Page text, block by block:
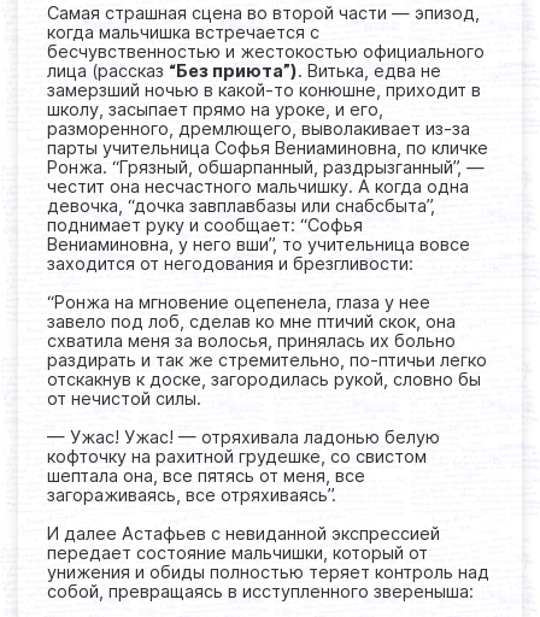
Самая страшная сцена во второй части — эпизод,
когда мальчишка встречается с
бесчувственностью и жестокостью официального
лица (рассказ “Без приюта”). Витька, едва не
замерзший ночью в какой-то конюшне, приходит в
школу, засыпает прямо на уроке, и его,
разморенного, дремлющего, выволакивает из-за
парты учительница Софья Вениаминовна, по кличке
Ронжа. “Грязный, обшарпанный, раздрызганный”, —
честит она несчастного мальчишку. А когда одна
девочка, “дочка завплавбазы или снабсбыта”,
поднимает руку и сообщает: “Софья
Вениаминовна, у него вши”, то учительница вовсе
заходится от негодования и брезгливости:
“Ронжа на мгновение оцепенела, глаза у нее
завело под лоб, сделав ко мне птичий скок, она
схватила меня за волосья, принялась их больно
раздирать и так же стремительно, по-птичьи легко
отскакнув к доске, загородилась рукой, словно бы
от нечистой силы.
— Ужас! Ужас! — отряхивала ладонью белую
кофточку на рахитной грудешке, со свистом
шептала она, все пятясь от меня, все
загораживаясь, все отряхиваясь”.
И далее Астафьев с невиданной экспрессией
передает состояние мальчишки, который от
унижения и обиды полностью теряет контроль над
собой, превращаясь в исступленного звереныша: